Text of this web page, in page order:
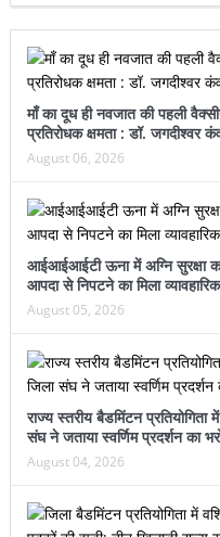
माँ का दूध ही नवजात की पहली
प्रतिरोधक क्षमता : डॉ. जगदीश्वर
August 06, 2026
आईआईआईटी ऊना में अग्नि सुरक्षा का
आपदा से निपटने का मिला
August 05, 2026
राज्य स्तरीय बैडमिंटन
संघ ने जताया स्वर्णिम प्रदर्शन का
August 04, 2026